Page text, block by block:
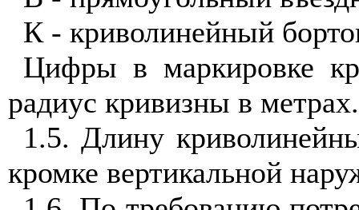
К - криволинейный
Цифры в маркировке
радиус кривизны в метрах.
1.5. Длину
кромке вертикальной